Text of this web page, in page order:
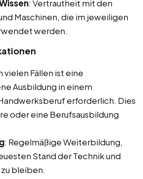
: Vertrautheit mit den
Maschinen, die im jeweiligen
werden.
vielen Fällen ist eine
Ausbildung in einem
erforderlich. Dies
oder eine Berufsausbildung
: Regelmäßige Weiterbildung,
Stand der Technik und
bleiben.